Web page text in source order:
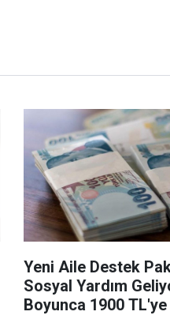
Yeni Aile Destek
Sosyal Yardım
Boyunca 1900